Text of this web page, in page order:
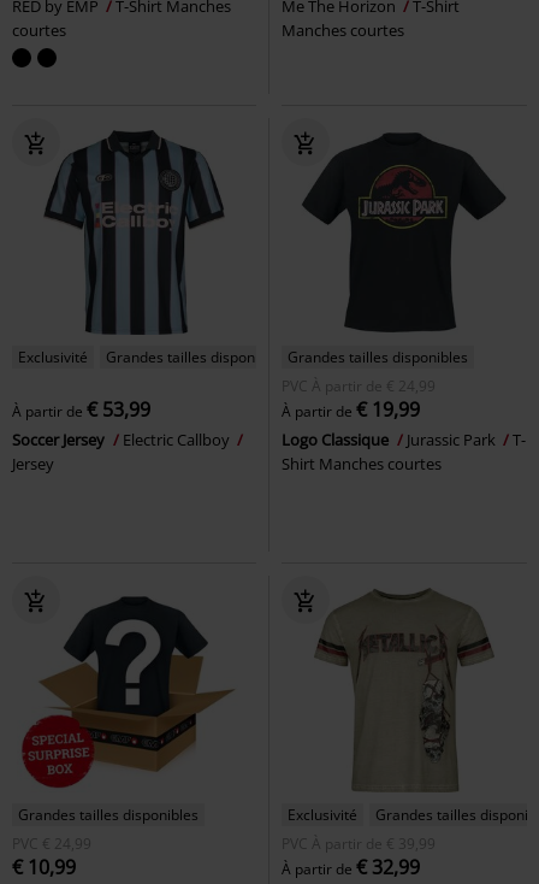
RED by EMP
T-Shirt Manches
courtes
Me The Horizon
T-Shirt
Manches courtes
Exclusivité Grandes tailles disponibles
À partir de € 53,99
Soccer Jersey
Electric Callboy
Jersey
Grandes tailles disponibles
PVC
À partir de € 24,99
À partir de € 19,99
Logo Classique Jurassic Park
T-
Shirt Manches courtes
Grandes tailles disponibles
PVC € 24,99
€ 10,99
Exclusivité
Grandes tailles
PVC
À partir de € 39,99
À partir de € 32,99